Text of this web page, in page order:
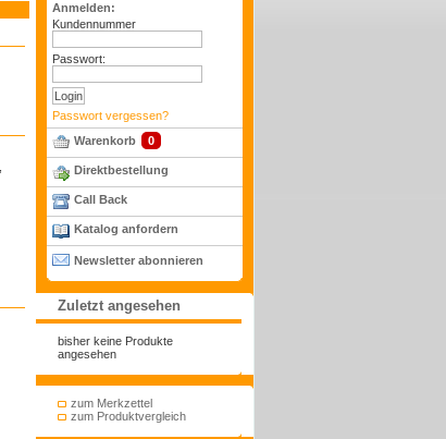
Anmelden:
Kundennummer
Passwort:
Passwort vergessen?
Warenkorb
0
Direktbestellung
Call Back
Katalog anfordern
Newsletter abonnieren
Zuletzt angesehen
bisher keine Produkte
angesehen
zum Merkzettel
zum Produktvergleich